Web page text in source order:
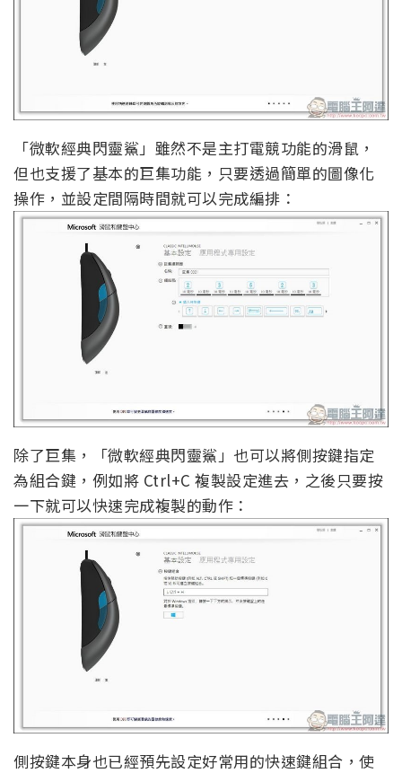
「微軟經典閃靈鯊」雖然不是主打電競功能的滑鼠，
但也支援了基本的巨集功能，只要透過簡單的圖像化
操作，並設定間隔時間就可以完成編排：
除了巨集，「微軟經典閃靈鯊」也可以將側按鍵指定
為組合鍵，例如將 Ctrl+C 複製設定進去，之後只要按
一下就可以快速完成複製的動作：
側按鍵本身也已經預先設定好常用的快速鍵組合，使